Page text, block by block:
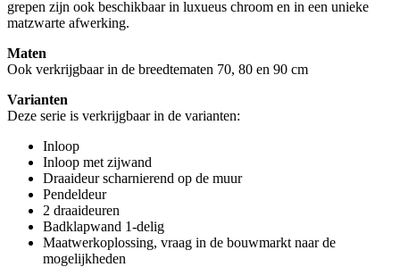
grepen zijn ook beschikbaar in luxueus chroom en in een unieke
matzwarte afwerking.
Maten
Ook verkrijgbaar in de breedtematen 70, 80 en 90 cm
Varianten
Deze serie is verkrijgbaar in de varianten:
Inloop
Inloop met zijwand
Draaideur scharnierend op de muur
Pendeldeur
2 draaideuren
Badklapwand 1-delig
Maatwerkoplossing, vraag in de bouwmarkt naar de
mogelijkheden